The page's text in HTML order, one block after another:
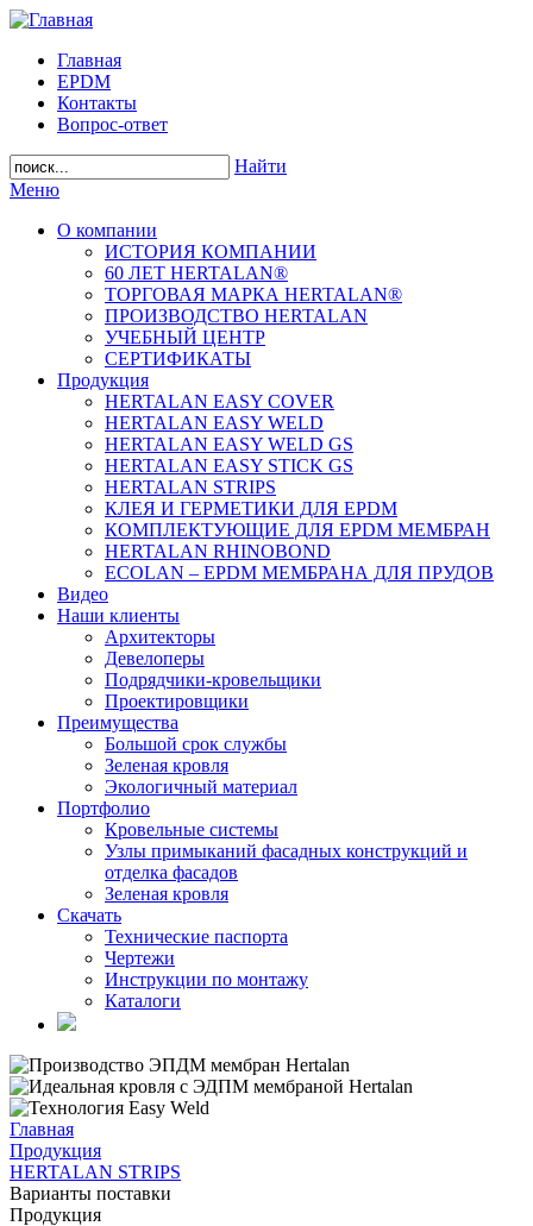
Главная
EPDM
Контакты
Вопрос-ответ
Найти
Меню
О компании
ИСТОРИЯ КОМПАНИИ
60 ЛЕТ HERTALAN®
ТОРГОВАЯ МАРКА HERTALAN®
ПРОИЗВОДСТВО HERTALAN
УЧЕБНЫЙ ЦЕНТР
СЕРТИФИКАТЫ
Продукция
HERTALAN EASY COVER
HERTALAN EASY WELD
HERTALAN EASY WELD GS
HERTALAN EASY STICK GS
HERTALAN STRIPS
КЛЕЯ И ГЕРМЕТИКИ ДЛЯ EPDM
КОМПЛЕКТУЮЩИЕ ДЛЯ EPDM МЕМБРАН
HERTALAN RHINOBOND
ECOLAN – EPDM МЕМБРАНА ДЛЯ ПРУДОВ
Видео
Наши клиенты
Архитекторы
Девелоперы
Подрядчики-кровельщики
Проектировщики
Преимущества
Большой срок службы
Зеленая кровля
Экологичный материал
Портфолио
Кровельные системы
Узлы примыканий фасадных конструкций и
отделка фасадов
Зеленая кровля
Скачать
Технические паспорта
Чертежи
Инструкции по монтажу
Каталоги
Главная
Продукция
HERTALAN STRIPS
Варианты поставки
Продукция